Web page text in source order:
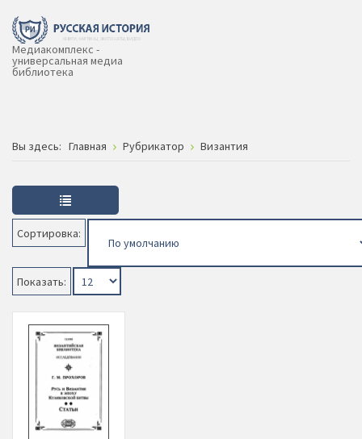
Медиакомплекс -
универсальная медиа
библиотека
Вы здесь: Главная Рубрикатор Византия
Сортировка:
Показать: